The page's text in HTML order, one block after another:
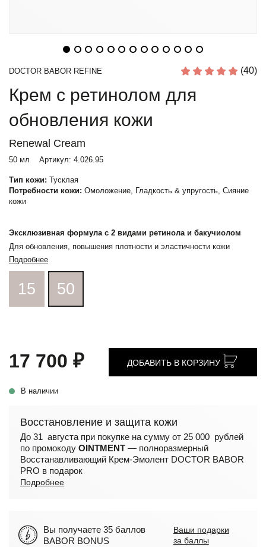
DOCTOR BABOR REFINE (40)
Крем с ретинолом для
обновления кожи
Renewal Cream
50 мл Артикул: 4.026.95
Тип кожи: Тусклая
Потребности кожи: Омоложение, Гладкость & упругость, Сияние
кожи
Эксклюзивная формула с 2 видами ретинола и бакучиолом
Для обновления, повышения плотности и эластичности кожи
Подробнее
15 50
17 700 ₽
В наличии
ДОБАВИТЬ В КОРЗИНУ
Восстановление и защита кожи
До 31 августа при покупке на сумму от 25 000 рублей
по промокоду OINTMENT — полноразмерный
Восстанавливающий Крем-Эмолент DOCTOR BABOR
PRO в подарок
Подробнее
Вы получаете 35 баллов
BABOR BONUS
Ваши подарки
за баллы